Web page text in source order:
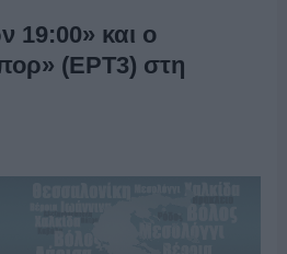
19:00» και ο
(ΕΡΤ3) στη